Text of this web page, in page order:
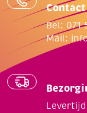
Bel: 071
Mail: